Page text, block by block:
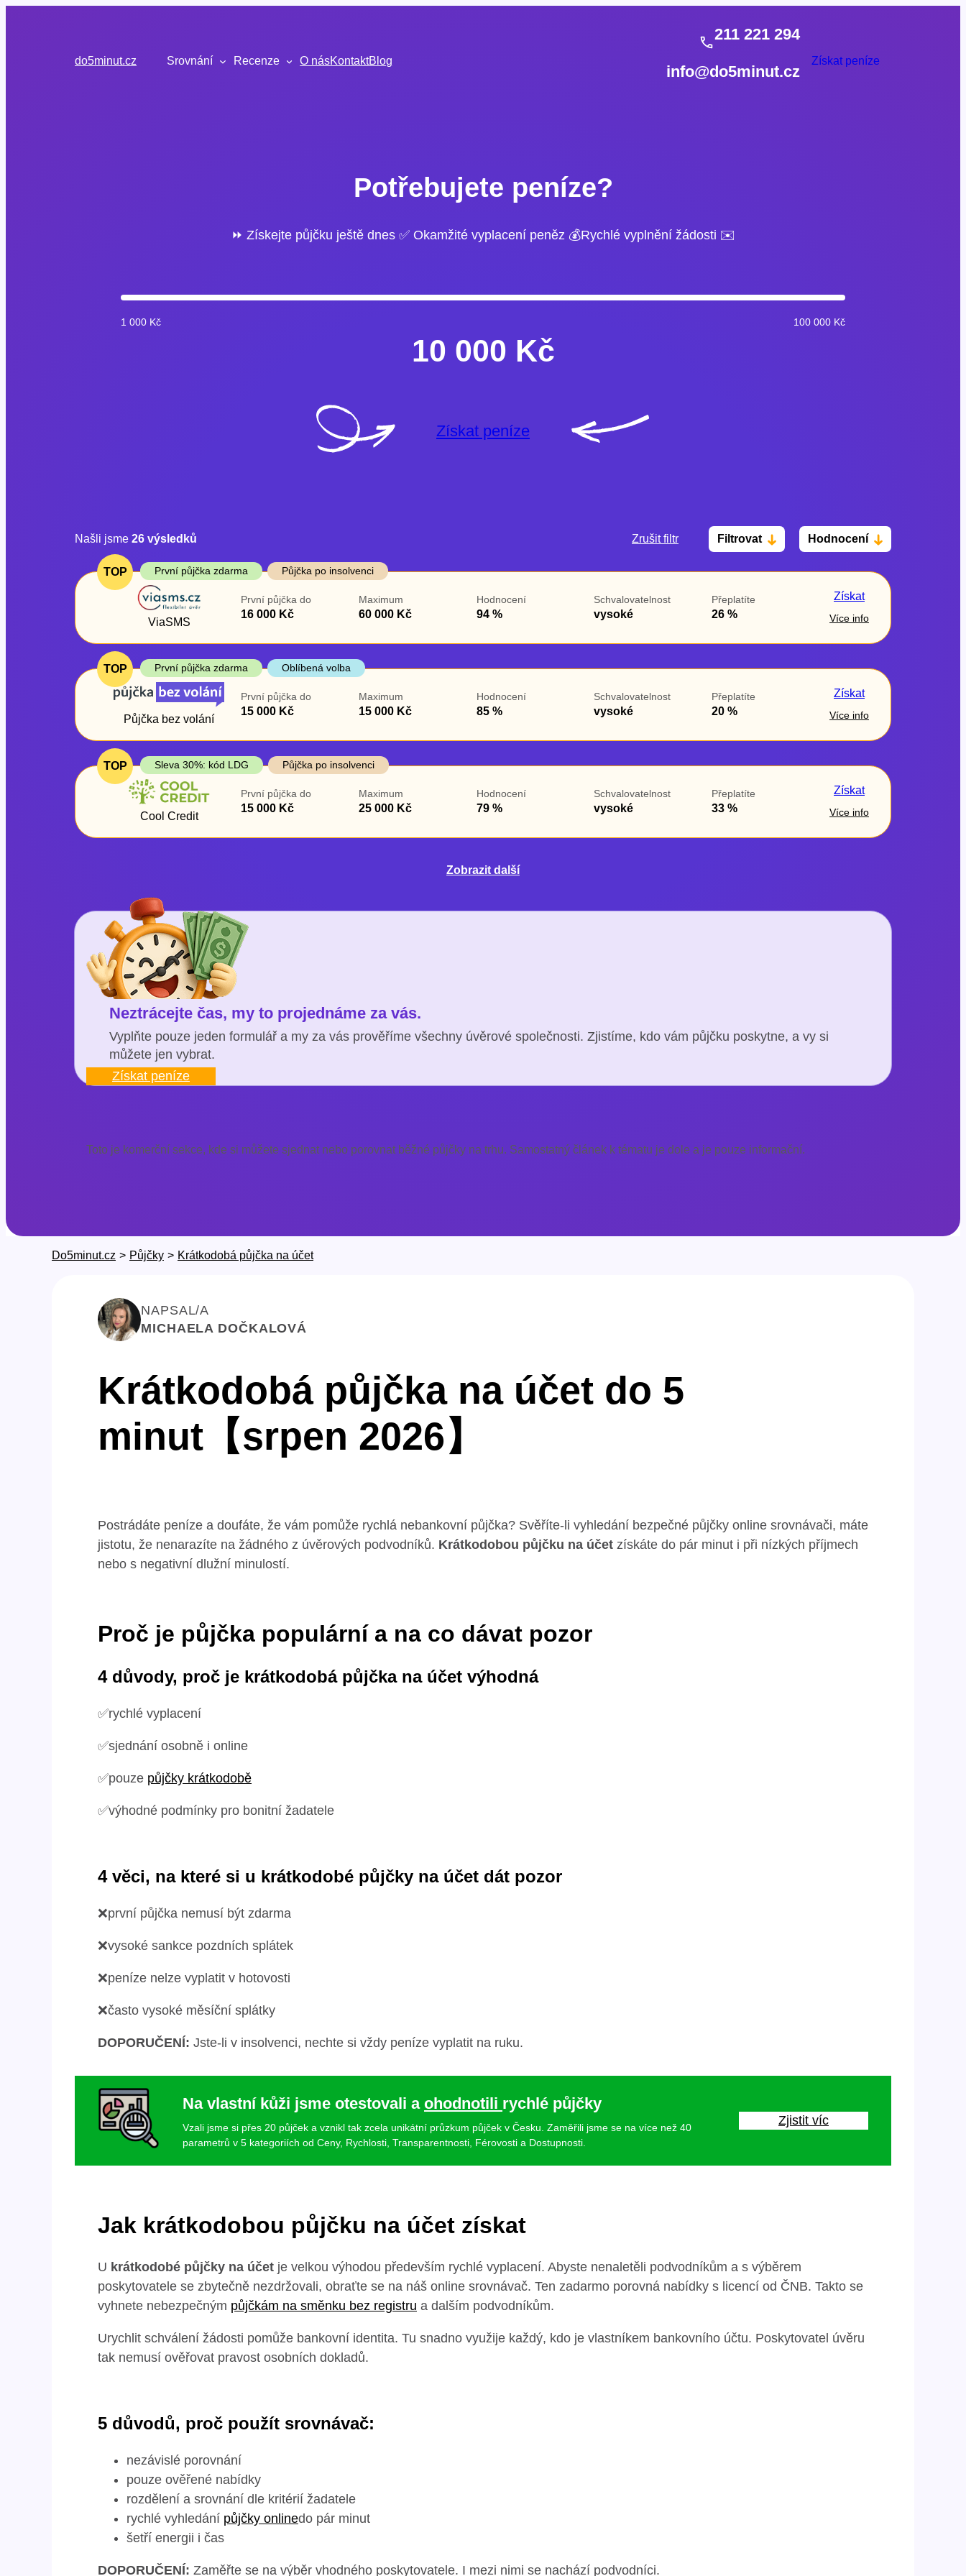
do5minut.cz
Srovnání Recenze O násKontaktBlog
211 221 294
info@do5minut.cz
Získat peníze
Potřebujete peníze?
⏩ Získejte půjčku ještě dnes ✅ Okamžité vyplacení peněz 💰Rychlé vyplnění žádosti ✉️
1 000 Kč 100 000 Kč
10 000 Kč
Získat peníze
Zrušit filtr Filtrovat Hodnocení
Cena
Od
První půjčka zdarma
ano
Našli jsme 26 výsledků
TOP První půjčka zdarma Půjčka po insolvenci
ViaSMS
První půjčka do
16 000 Kč
Maximum
60 000 Kč
Hodnocení
94 %
Schvalovatelnost
vysoké
Přeplatíte
26 %
Získat
Více info
TOP První půjčka zdarma Oblíbená volba
Půjčka bez volání
První půjčka do
15 000 Kč
Maximum
15 000 Kč
Hodnocení
85 %
Schvalovatelnost
vysoké
Přeplatíte
20 %
Získat
Více info
TOP Sleva 30%: kód LDG Půjčka po insolvenci
Cool Credit
První půjčka do
15 000 Kč
Maximum
25 000 Kč
Hodnocení
79 %
Schvalovatelnost
vysoké
Přeplatíte
33 %
Získat
Více info
Zobrazit další
Neztrácejte čas, my to projednáme za vás.
Vyplňte pouze jeden formulář a my za vás prověříme všechny úvěrové společnosti. Zjistíme, kdo vám půjčku poskytne, a vy si
můžete jen vybrat.
Získat peníze
Toto je komerční sekce, kde si můžete sjednat nebo porovnat běžné půjčky na trhu. Samostatný článek k tématu je dole a je pouze informační.
Do5minut.cz > Půjčky > Krátkodobá půjčka na účet
NAPSAL/A
MICHAELA DOČKALOVÁ
Krátkodobá půjčka na účet do 5
minut【srpen 2026】
Postrádáte peníze a doufáte, že vám pomůže rychlá nebankovní půjčka? Svěříte-li vyhledání bezpečné půjčky online srovnávači, máte
jistotu, že nenarazíte na žádného z úvěrových podvodníků. Krátkodobou půjčku na účet získáte do pár minut i při nízkých příjmech
nebo s negativní dlužní minulostí.
Proč je půjčka populární a na co dávat pozor
4 důvody, proč je krátkodobá půjčka na účet výhodná
✅rychlé vyplacení
✅sjednání osobně i online
✅pouze půjčky krátkodobě
✅výhodné podmínky pro bonitní žadatele
4 věci, na které si u krátkodobé půjčky na účet dát pozor
❌první půjčka nemusí být zdarma
❌vysoké sankce pozdních splátek
❌peníze nelze vyplatit v hotovosti
❌často vysoké měsíční splátky
DOPORUČENÍ: Jste-li v insolvenci, nechte si vždy peníze vyplatit na ruku.
Na vlastní kůži jsme otestovali a ohodnotili rychlé půjčky
Vzali jsme si přes 20 půjček a vznikl tak zcela unikátní průzkum půjček v Česku. Zaměřili jsme se na více než 40
parametrů v 5 kategoriích od Ceny, Rychlosti, Transparentnosti, Férovosti a Dostupnosti.
Zjistit víc
Jak krátkodobou půjčku na účet získat
U krátkodobé půjčky na účet je velkou výhodou především rychlé vyplacení. Abyste nenaletěli podvodníkům a s výběrem
poskytovatele se zbytečně nezdržovali, obraťte se na náš online srovnávač. Ten zadarmo porovná nabídky s licencí od ČNB. Takto se
vyhnete nebezpečným půjčkám na směnku bez registru a dalším podvodníkům.
Urychlit schválení žádosti pomůže bankovní identita. Tu snadno využije každý, kdo je vlastníkem bankovního účtu. Poskytovatel úvěru
tak nemusí ověřovat pravost osobních dokladů.
5 důvodů, proč použít srovnávač:
nezávislé porovnání
pouze ověřené nabídky
rozdělení a srovnání dle kritérií žadatele
rychlé vyhledání půjčky onlinedo pár minut
šetří energii i čas
DOPORUČENÍ: Zaměřte se na výběr vhodného poskytovatele. I mezi nimi se nachází podvodníci.